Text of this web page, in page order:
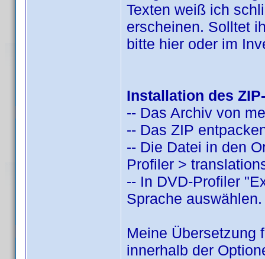
Texten weiß ich
erscheinen. Solltet
bitte hier oder im
Installation des
-- Das Archiv von
-- Das ZIP
-- Die Datei in den
Profiler >
-- In DVD-Profiler
Sprache auswählen.
Meine Übersetzung
innerhalb der